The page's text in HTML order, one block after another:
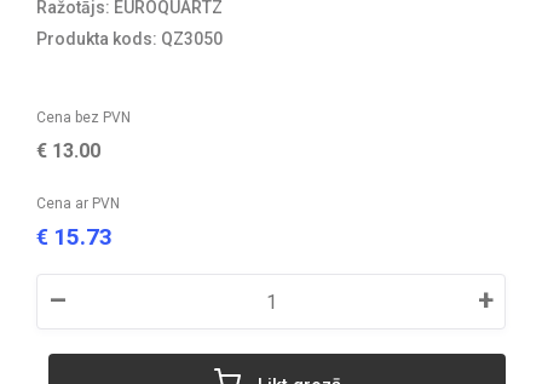
Ražotājs: EUROQUARTZ
Produkta kods: QZ3050
Cena bez PVN
€ 13.00
Cena ar PVN
€ 15.73
– +